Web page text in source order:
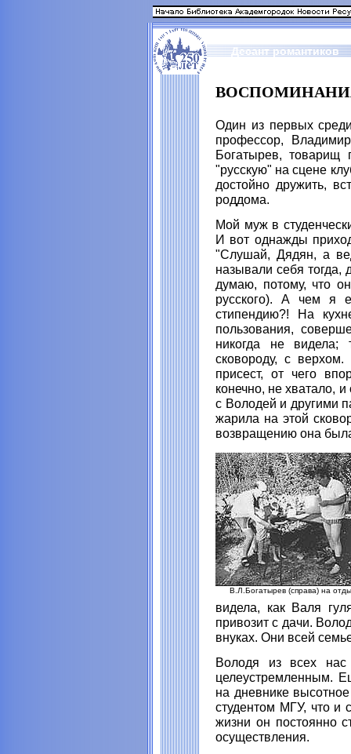
Десант романтиков
Один из первых
профессор,
Богатырев, товарищ
"русскую" на сцене
достойно дружить,
роддома.
Мой муж в
И вот однажды
"Слушай, Дядян, а
называли себя
думаю, потому, что
русского). А чем я
стипендию?! На
пользования,
никогда не
сковороду, с
присест, от чего
конечно, не хватало,
с Володей и другими
жарила на этой
возвращению она
В.Л.Богатырев (справа) на
видела, как Валя
привозит с дачи.
внуках. Они всей
Володя из всех
целеустремленным.
на дневнике
студентом МГУ, что и
жизни он постоянно
осуществления.